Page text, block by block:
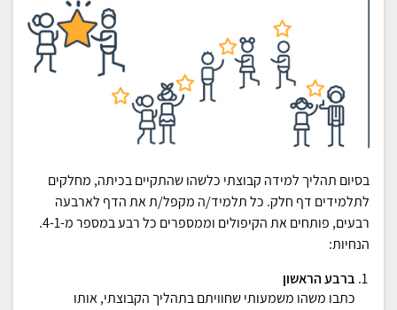
בסיום תהליך למידה קבוצתי כלשהו שהתקיים בכיתה, מחלקים
לתלמידים דף חלק. כל תלמיד/ה מקפל/ת את הדף לארבעה
רבעים, פותחים את הקיפולים וממספרים כל רבע במספר מ-4-1.
הנחיות:
ברבע הראשון
כתבו משהו משמעותי שחוויתם בתהליך הקבוצתי, אותו